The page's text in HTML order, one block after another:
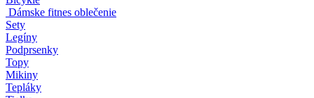
Dámske fitnes oblečenie
Sety
Legíny
Podprsenky
Topy
Mikiny
Tepláky